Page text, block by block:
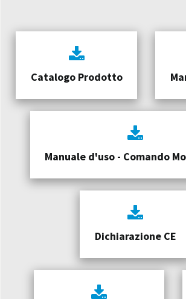
Catalogo Prodotto
Manuale d'uso - Comando
Dichiarazione CE